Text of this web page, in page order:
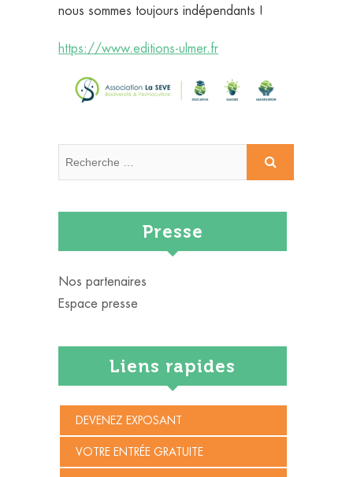
nous sommes toujours indépendants !
https://www.editions-ulmer.fr
Recherche
Presse
Nos partenaires
Espace presse
Liens rapides
DEVENEZ EXPOSANT
VOTRE ENTRÉE GRATUITE